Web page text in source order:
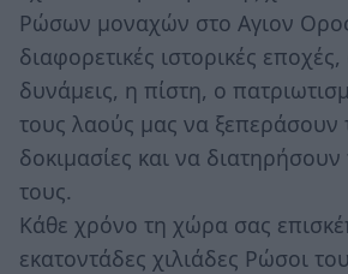
Ρώσων μοναχών στο Αγιον
διαφορετικές ιστορικές
δυνάμεις, η πίστη, ο
τους λαούς μας να ξεπεράσουν
δοκιμασίες και να
τους.
Κάθε χρόνο τη χώρα σας
εκατοντάδες χιλιάδες Ρώσοι